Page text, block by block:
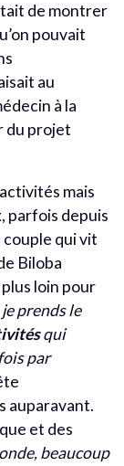
de montrer
pouvait
au
à la
du projet
mais
parfois depuis
couple qui vit
Biloba
loin pour
je prends le
qui
par
auparavant.
et des
beaucoup